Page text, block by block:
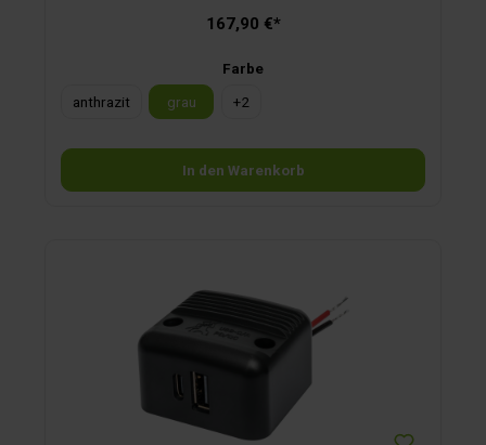
Anschlusskabel
167,90 €*
Farbe
anthrazit
grau +2
In den Warenkorb